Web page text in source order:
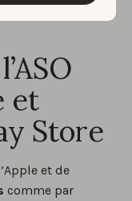
et
Store
et de
comme par